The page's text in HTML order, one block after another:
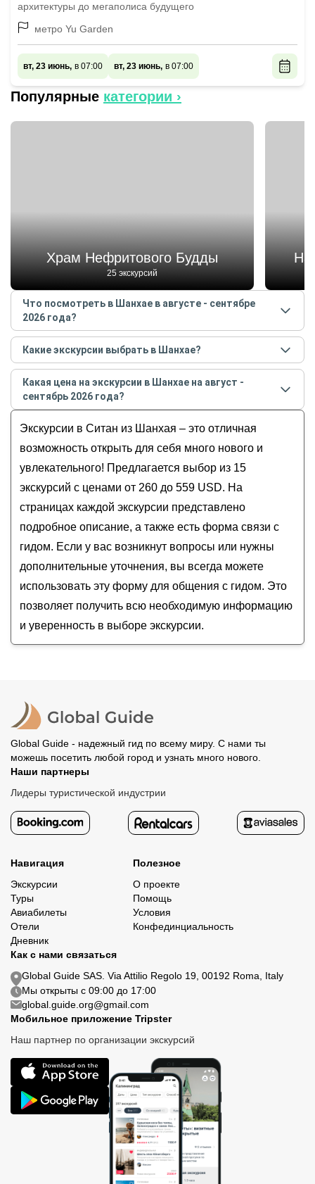
архитектуры до мегаполиса будущего
метро Yu Garden
вт, 23 июнь, в 07:00 вт, 23 июнь, в 07:00
Популярные категории ›
Храм Нефритового Будды
25 экскурсий
Что посмотреть в Шанхае в августе - сентябре
2026 года?
Самые популярные местав Шанхаев августе -
сентябре 2026года:
Храм Нефритового Будды
Набережная Вайтань (Бунд)
Шанхайский всемирный финансовый центр
Река Хуанпу
Шанхайская башня
Какие экскурсии выбрать в Шанхае?
Самые популярные экскурсиив Шанхаев августе -
сентябре 2026года:
Чжуцзяцзяо — шанхайская Венеция
Путешествие в мир чая: из Шанхая на
плантации Ханчжоу
Из Шанхая «в Венецию» — древний
Шанхай за 8 часов: от садов и храмов до
небоскрёбов
Душа Шанхая: всё самое важное
с востоковедом
Какая цена на экскурсии в Шанхае на август -
сентябрь 2026 года?
сентябрь 2026года от 260до 559 USD
Экскурсии в Ситан из Шанхая – это отличная
возможность открыть для себя много нового и
увлекательного! Предлагается выбор из 15
экскурсий с ценами от 260 до 559 USD. На
страницах каждой экскурсии представлено
подробное описание, а также есть форма связи с
гидом. Если у вас возникнут вопросы или нужны
дополнительные уточнения, вы всегда можете
использовать эту форму для общения с гидом. Это
позволяет получить всю необходимую информацию
и уверенность в выборе экскурсии.
Global Guide - надежный гид по всему миру. С нами ты
можешь посетить любой город и узнать много нового.
Наши партнеры
Лидеры туристической индустрии
Навигация
Экскурсии
Туры
Авиабилеты
Отели
Дневник
Полезное
О проекте
Помощь
Условия
Конфединциальность
Как с нами связаться
Global Guide SAS. Via Attilio Regolo 19, 00192 Roma, Italy
Мы открыты с 09:00 до 17:00
global.guide.org@gmail.com
Мобильное приложение Tripster
Наш партнер по организации экскурсий